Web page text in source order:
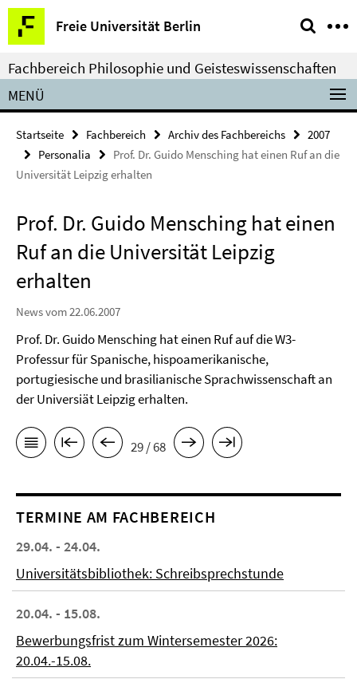
Springe
direkt
zu
Inhalt
Freie Universität Berlin
Service-
Navigation
Fachbereich Philosophie und Geisteswissenschaften
MENÜ
Startseite Fachbereich Archiv des Fachbereichs
2007
Personalia
Prof. Dr. Guido Mensching hat einen Ruf an die
Universität Leipzig erhalten
Prof. Dr. Guido Mensching hat einen
Ruf an die Universität Leipzig
erhalten
News vom 22.06.2007
Prof. Dr. Guido Mensching hat einen Ruf auf die W3-
Professur für Spanische, hispoamerikanische,
portugiesische und brasilianische Sprachwissenschaft an
der Universiät Leipzig erhalten.
29 / 68
TERMINE AM FACHBEREICH
29.04. - 24.04.
Universitätsbibliothek: Schreibsprechstunde
20.04. - 15.08.
Bewerbungsfrist zum Wintersemester 2026:
20.04.-15.08.